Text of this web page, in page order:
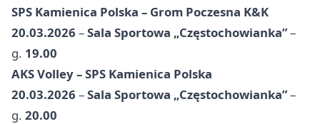
SPS Kamienica Polska – Grom Poczesna K&K
20.03.2026 –Sala Sportowa „Częstochowianka”–
g. 19.00
AKS Volley – SPS Kamienica Polska
20.03.2026 –Sala Sportowa „Częstochowianka”–
g. 20.00